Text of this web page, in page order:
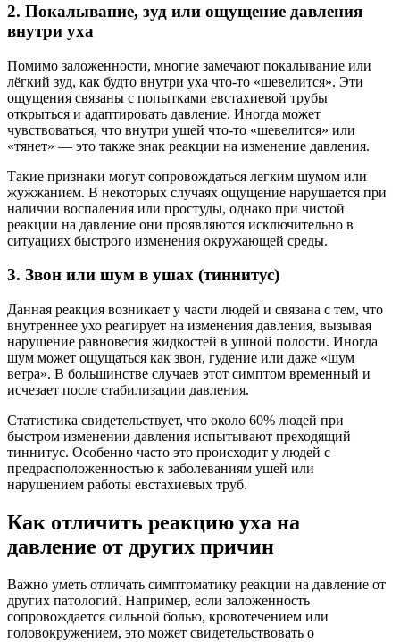
2. Покалывание, зуд или ощущение давления
внутри уха
Помимо заложенности, многие замечают покалывание или
лёгкий зуд, как будто внутри уха что-то «шевелится». Эти
ощущения связаны с попытками евстахиевой трубы
открыться и адаптировать давление. Иногда может
чувствоваться, что внутри ушей что-то «шевелится» или
«тянет» — это также знак реакции на изменение давления.
Такие признаки могут сопровождаться легким шумом или
жужжанием. В некоторых случаях ощущение нарушается при
наличии воспаления или простуды, однако при чистой
реакции на давление они проявляются исключительно в
ситуациях быстрого изменения окружающей среды.
3. Звон или шум в ушах (тиннитус)
Данная реакция возникает у части людей и связана с тем, что
внутреннее ухо реагирует на изменения давления, вызывая
нарушение равновесия жидкостей в ушной полости. Иногда
шум может ощущаться как звон, гудение или даже «шум
ветра». В большинстве случаев этот симптом временный и
исчезает после стабилизации давления.
Статистика свидетельствует, что около 60% людей при
быстром изменении давления испытывают преходящий
тиннитус. Особенно часто это происходит у людей с
предрасположенностью к заболеваниям ушей или
нарушением работы евстахиевых труб.
Как отличить реакцию уха на
давление от других причин
Важно уметь отличать симптоматику реакции на давление от
других патологий. Например, если заложенность
сопровождается сильной болью, кровотечением или
головокружением, это может свидетельствовать о